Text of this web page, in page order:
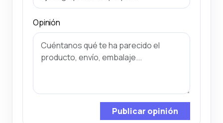
Opinión
Publicar opinión